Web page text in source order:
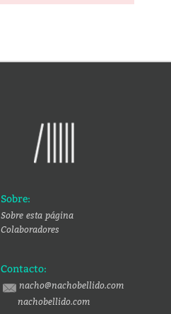
Sobre:
Sobre esta página
Colaboradores
Contacto:
nacho@nachobellido.com
nachobellido.com